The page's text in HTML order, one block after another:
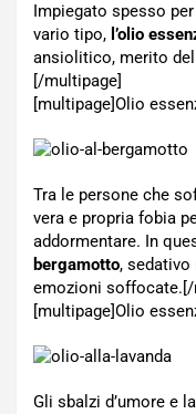
Impiegato spesso
vario tipo, l’olio
ansiolitico, merito
[/multipage]
[multipage]Olio
Tra le persone che
vera e propria fobia
addormentare. In
bergamotto, sedativo
emozioni soffocate.[/
[multipage]Olio
Gli sbalzi d’umore e